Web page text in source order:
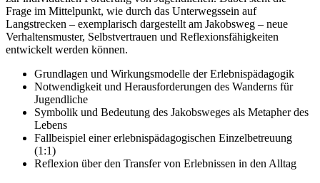
Frage im Mittelpunkt, wie durch das Unterwegssein auf
Langstrecken – exemplarisch dargestellt am Jakobsweg – neue
Verhaltensmuster, Selbstvertrauen und Reflexionsfähigkeiten
entwickelt werden können.
Grundlagen und Wirkungsmodelle der Erlebnispädagogik
Notwendigkeit und Herausforderungen des Wanderns für
Jugendliche
Symbolik und Bedeutung des Jakobsweges als Metapher des
Lebens
Fallbeispiel einer erlebnispädagogischen Einzelbetreuung
(1:1)
Reflexion über den Transfer von Erlebnissen in den Alltag